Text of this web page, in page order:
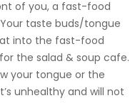
of you, a fast-food
taste buds/tongue
into the fast-food
the salad & soup cafe.
your tongue or the
unhealthy and will not